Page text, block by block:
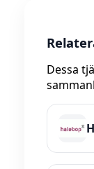
Dessa